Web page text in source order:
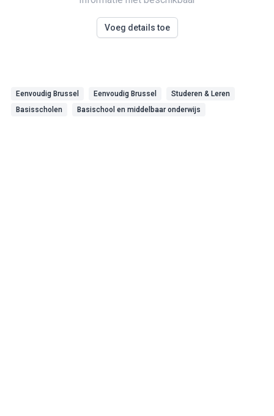
Voeg details toe
Eenvoudig Brussel Eenvoudig Brussel
Studeren & Leren
Basisscholen
Basischool en middelbaar onderwijs